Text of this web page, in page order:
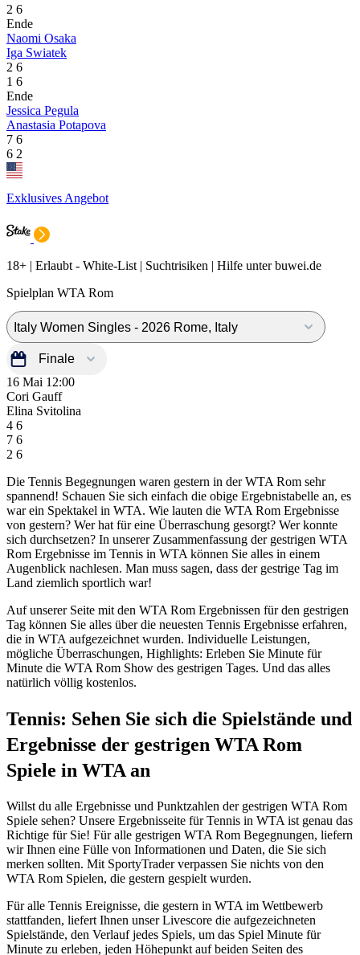
2 6
Ende
Naomi Osaka
Iga Swiatek
2 6
1 6
Ende
Jessica Pegula
Anastasia Potapova
7 6
6 2
Exklusives Angebot
18+ | Erlaubt - White-List | Suchtrisiken | Hilfe unter buwei.de
Spielplan WTA Rom
16 Mai 12:00
Cori Gauff
Elina Svitolina
4 6
7 6
2 6
Die Tennis Begegnungen waren gestern in der WTA Rom sehr
spannend! Schauen Sie sich einfach die obige Ergebnistabelle an, es
war ein Spektakel in WTA. Wie lauten die WTA Rom Ergebnisse
von gestern? Wer hat für eine Überraschung gesorgt? Wer konnte
sich durchsetzen? In unserer Zusammenfassung der gestrigen WTA
Rom Ergebnisse im Tennis in WTA können Sie alles in einem
Augenblick nachlesen. Man muss sagen, dass der gestrige Tag im
Land ziemlich sportlich war!
Auf unserer Seite mit den WTA Rom Ergebnissen für den gestrigen
Tag können Sie alles über die neuesten Tennis Ergebnisse erfahren,
die in WTA aufgezeichnet wurden. Individuelle Leistungen,
mögliche Überraschungen, Highlights: Erleben Sie Minute für
Minute die WTA Rom Show des gestrigen Tages. Und das alles
natürlich völlig kostenlos.
Tennis: Sehen Sie sich die Spielstände und
Ergebnisse der gestrigen WTA Rom
Spiele in WTA an
Willst du alle Ergebnisse und Punktzahlen der gestrigen WTA Rom
Spiele sehen? Unsere Ergebnisseite für Tennis in WTA ist genau das
Richtige für Sie! Für alle gestrigen WTA Rom Begegnungen, liefern
wir Ihnen eine Fülle von Informationen und Daten, die Sie sich
merken sollten. Mit SportyTrader verpassen Sie nichts von den
WTA Rom Spielen, die gestern gespielt wurden.
Für alle Tennis Ereignisse, die gestern in WTA im Wettbewerb
stattfanden, liefert Ihnen unser Livescore die aufgezeichneten
Spielstände, den Verlauf jedes Spiels, um das Spiel Minute für
Minute zu erleben, jeden Höhepunkt auf beiden Seiten des